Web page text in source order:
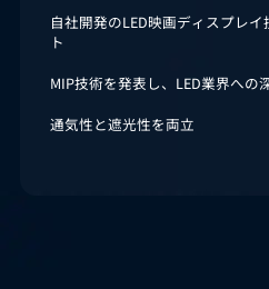
自社開発のLED映画ディスプレ
ト
MIP技術を発表し、LED業界への
通気性と遮光性を両立